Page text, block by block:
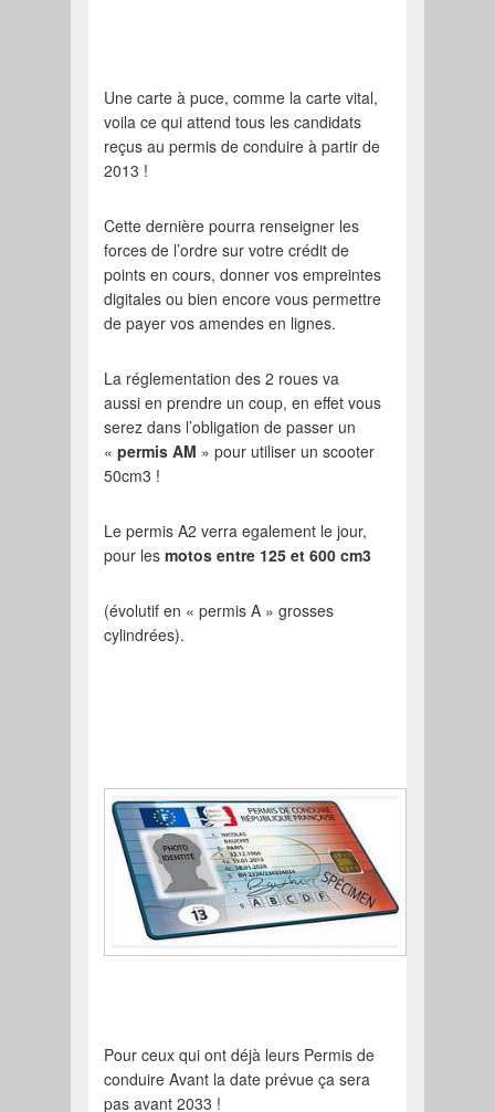
Une carte à puce, comme la carte vital,
voila ce qui attend tous les candidats
reçus au permis de conduire à partir de
2013 !
Cette dernière pourra renseigner les
forces de l’ordre sur votre crédit de
points en cours, donner vos empreintes
digitales ou bien encore vous permettre
de payer vos amendes en lignes.
La réglementation des 2 roues va
aussi en prendre un coup, en effet vous
serez dans l’obligation de passer un
«permis AM » pour utiliser un scooter
50cm3 !
Le permis A2 verra egalement le jour,
pour lesmotos entre 125 et 600 cm3
(évolutif en « permis A » grosses
cylindrées).
Pour ceux qui ont déjà leurs Permis de
conduire Avant la date prévue ça sera
pas avant 2033 !